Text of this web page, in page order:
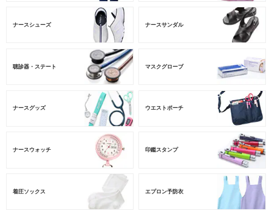
ナースシューズ ナースサンダル
聴診器・ステート マスクグローブ
ナースグッズ ウエストポーチ
ナースウォッチ 印鑑スタンプ
着圧ソックス エプロン予防衣